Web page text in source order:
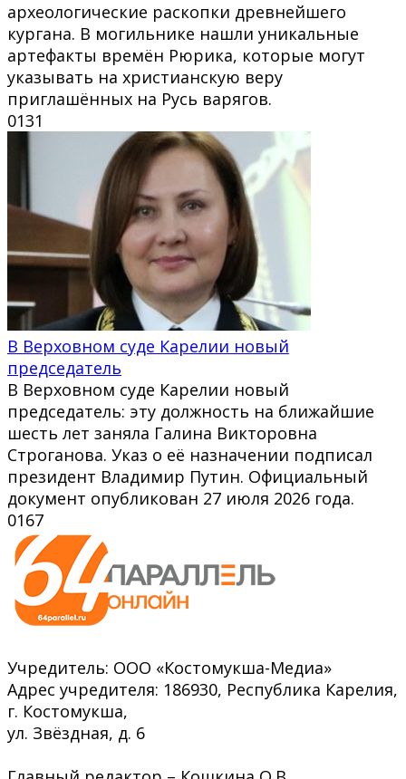
археологические раскопки древнейшего
кургана. В могильнике нашли уникальные
артефакты времён Рюрика, которые могут
указывать на христианскую веру
приглашённых на Русь варягов.
0131
В Верховном суде Карелии новый
председатель
В Верховном суде Карелии новый
председатель: эту должность на ближайшие
шесть лет заняла Галина Викторовна
Строганова. Указ о её назначении подписал
президент Владимир Путин. Официальный
документ опубликован 27 июля 2026 года.
0167
Учредитель: ООО «Костомукша-Медиа»
Адрес учредителя: 186930, Республика Карелия,
г. Костомукша,
ул. Звёздная, д. 6